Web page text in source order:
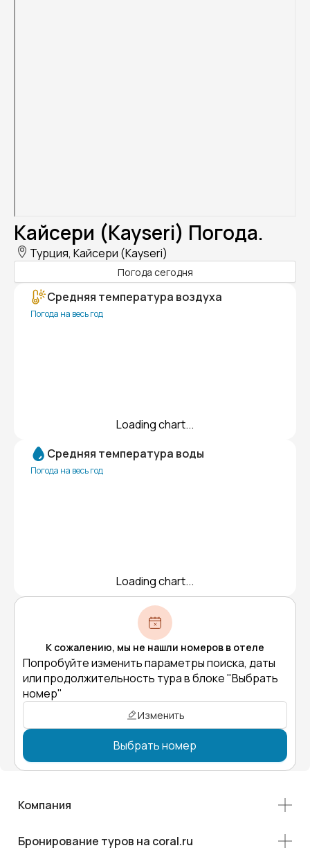
Кайсери (Kayseri) Погода.
Турция, Кайсери (Kayseri)
Погода сегодня
Средняя температура воздуха
Погода на весь год
Loading chart...
Средняя температура воды
Погода на весь год
Loading chart...
К сожалению, мы не нашли номеров в отеле
Попробуйте изменить параметры поиска, даты
или продолжительность тура в блоке "Выбрать
номер"
Изменить
Выбрать номер
Компания
Бронирование туров на coral.ru